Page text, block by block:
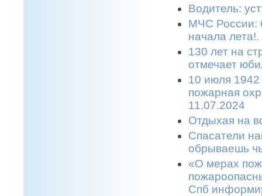
Водитель:
МЧС России:
начала
130 лет на
отмечает
10 июля
пожарная
11.07.2024
Отдыхая на
Спасатели
обрываешь
«О мерах
Спб